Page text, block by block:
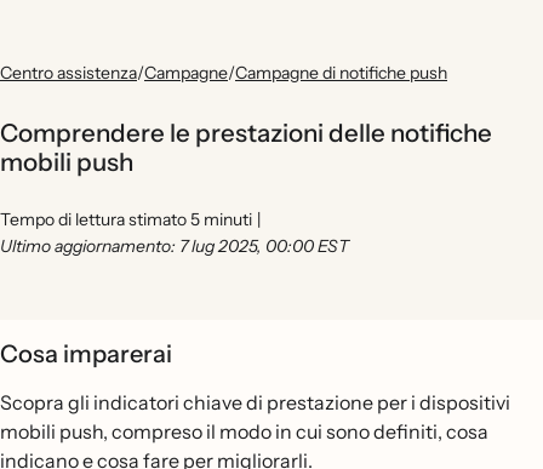
Centro assistenza/Campagne/Campagne di notifiche push
Comprendere le prestazioni delle notifiche
mobili push
Tempo di lettura stimato 5 minuti |
Ultimo aggiornamento: 7 lug 2025, 00:00 EST
Cosa imparerai
Scopra gli indicatori chiave di prestazione per i dispositivi
mobili push, compreso il modo in cui sono definiti, cosa
indicano e cosa fare per migliorarli.